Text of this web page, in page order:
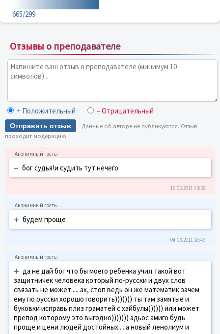
665/299
Отзывы о преподавателе
+ Положительный – Отрицательный
Отправить отзыв
Данные об авторе не публикуются. Отзыв
проходит модерацию.
– бог судья!и судить тут нечего
16.05.2011 13:59
+ будем проще
04.03.2011 18:49
+ да не дай бог что бы моего ребенка учил такой вот
защитничек человека который по-русски и двух слов
связать не может..... ах, стоп ведь он же математик зачем
ему по русски хорошо говорить))))))) ты там замятые и
буковки исправь плиз граматей с хайбулы)))))) или может
препод которому это выгодно))))))) адьос амиго будь
проще и цени людей достойных.... а новый ленолиум и